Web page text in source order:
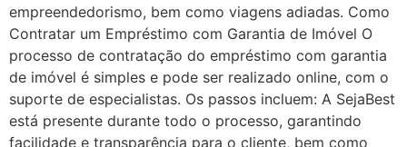
empreendedorismo, bem como viagens adiadas. Como
Contratar um Empréstimo com Garantia de Imóvel O
processo de contratação do empréstimo com garantia
de imóvel é simples e pode ser realizado online, com o
suporte de especialistas. Os passos incluem: A SejaBest
está presente durante todo o processo, garantindo
facilidade e transparência para o cliente, bem como